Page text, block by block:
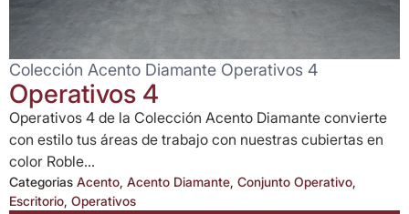
Colección Acento Diamante Operativos 4
Operativos 4
Operativos 4 de la Colección Acento Diamante convierte
con estilo tus áreas de trabajo con nuestras cubiertas en
color Roble...
Categorias Acento, Acento Diamante, Conjunto Operativo,
Escritorio, Operativos